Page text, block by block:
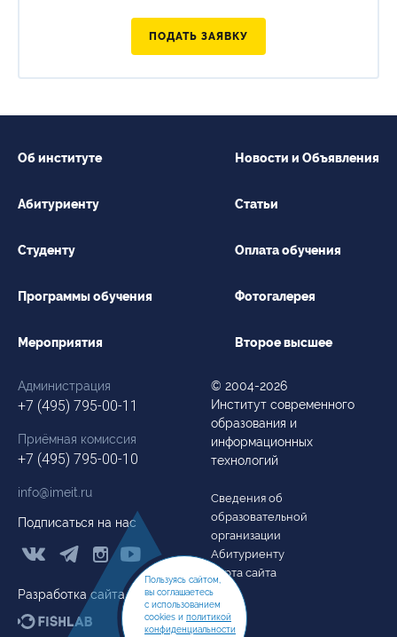
ПОДАТЬ ЗАЯВКУ
Об институте
Абитуриенту
Студенту
Программы обучения
Мероприятия
Новости и Объявления
Статьи
Оплата обучения
Фотогалерея
Второе высшее
Подписаться на нас
  
Разработка сайта
Администрация
+7 (495) 795-00-11
Приёмная комиссия
+7 (495) 795-00-10
info@imeit.ru
© 2004-2026
Институт современного
образования и
информационных
технологий
Сведения об
образовательной
организации
Абитуриенту
Карта сайта
Пользуясь сайтом,
вы соглашаетесь
с использованием
cookies и политикой
конфиденциальности